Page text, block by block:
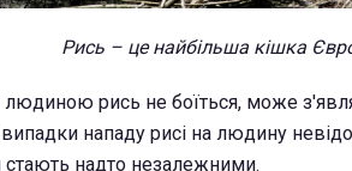
Рись – це найбільша кішка
людиною рись не боїться, може
випадки нападу рисі на людину
стають надто незалежними.